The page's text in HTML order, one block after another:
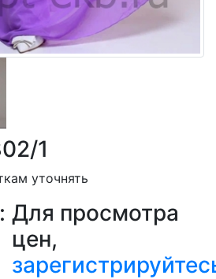
1
уточнять
Для просмотра
цен,